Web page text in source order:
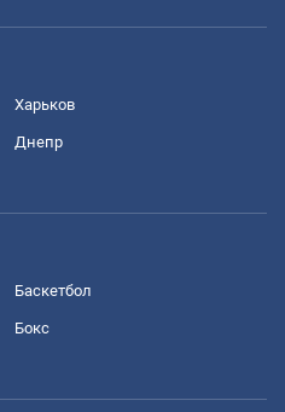
Харьков
Днепр
Баскетбол
Бокс